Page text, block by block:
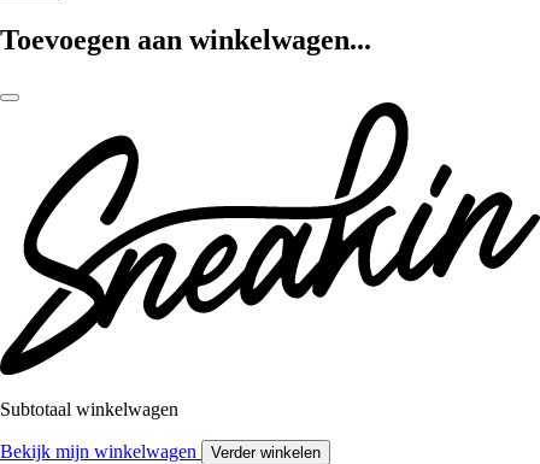
Toevoegen aan winkelwagen...
Subtotaal winkelwagen
Bekijk mijn winkelwagen Verder winkelen